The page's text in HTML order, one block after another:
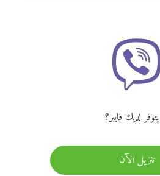
لديك فايبر؟
تنزيل الآن